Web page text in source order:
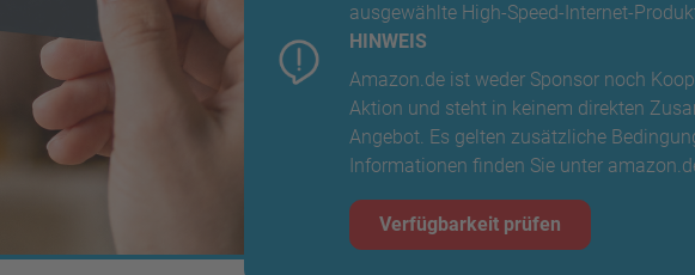
ausgewählte High-Speed-Internet-
HINWEIS
Amazon.de ist weder Sponsor noch
Aktion und steht in keinem direkten
Angebot. Es gelten zusätzliche
Informationen finden Sie unter
Verfügbarkeit prüfen